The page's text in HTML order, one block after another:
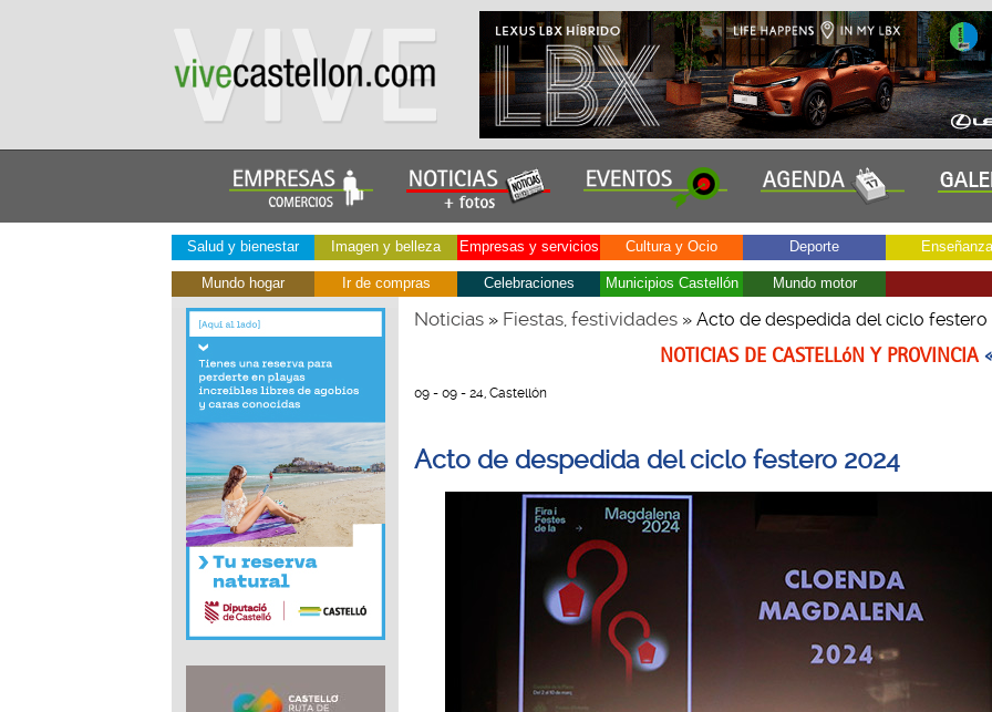
Salud y bienestar Imagen y belleza Empresas y servicios Cultura y Ocio Deporte Enseñanza
Mundo hogar Ir de compras Celebraciones Municipios Castellón Mundo motor
Noticias» Fiestas, festividades» Acto de despedida del ciclo festero
NOTICIAS DE CASTELLóN Y PROVINCIA
09 - 09 - 24, Castellón
Acto de despedida del ciclo festero 2024